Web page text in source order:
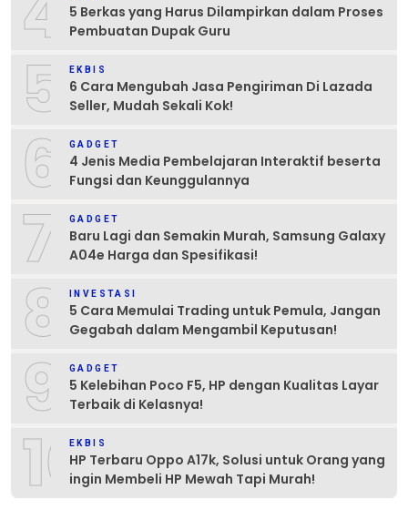
5 Berkas yang Harus Dilampirkan dalam Proses
Pembuatan Dupak Guru
5 EKBIS
6 Cara Mengubah Jasa Pengiriman Di Lazada
Seller, Mudah Sekali Kok!
6 GADGET
4 Jenis Media Pembelajaran Interaktif beserta
Fungsi dan Keunggulannya
7 GADGET
Baru Lagi dan Semakin Murah, Samsung Galaxy
A04e Harga dan Spesifikasi!
8 INVESTASI
5 Cara Memulai Trading untuk Pemula, Jangan
Gegabah dalam Mengambil Keputusan!
9 GADGET
5 Kelebihan Poco F5, HP dengan Kualitas Layar
Terbaik di Kelasnya!
10EKBIS
HP Terbaru Oppo A17k, Solusi untuk Orang yang
ingin Membeli HP Mewah Tapi Murah!